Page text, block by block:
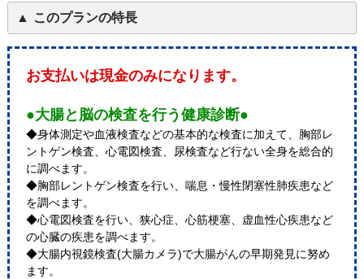
このプランの特長
お支払いは現金のみになります。
●大腸と脳の検査を行う健康診断●
◆身体測定や血液検査などの基本的な検査に加えて、胸部レ
ントゲン検査、心電図検査、尿検査など行ない全身を総合的
に調べます。
◆胸部レントゲン検査を行い、喘息・慢性閉塞性肺疾患など
を調べます。
◆心電図検査を行い、狭心症、心筋梗塞、虚血性心疾患など
の心臓の疾患を調べます。
◆大腸内視鏡検査(大腸カメラ)で大腸がんの早期発見に努め
ます。